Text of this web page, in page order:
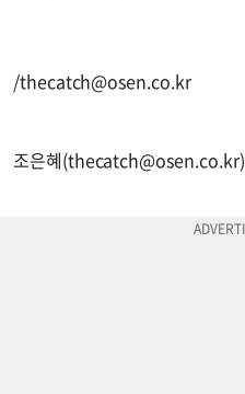
/thecatch@osen.co.kr
조은혜(thecatch@osen.co.kr)